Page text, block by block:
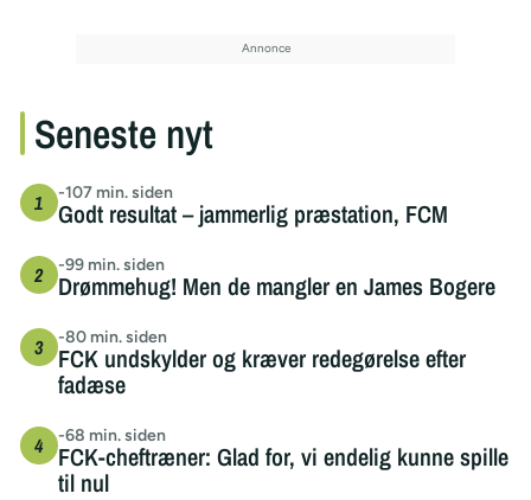
Seneste nyt
-107 min. siden
Godt resultat – jammerlig præstation, FCM
-99 min. siden
Drømmehug! Men de mangler en James Bogere
-80 min. siden
FCK undskylder og kræver redegørelse efter
fadæse
-68 min. siden
FCK-cheftræner: Glad for, vi endelig kunne spille
til nul